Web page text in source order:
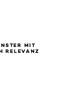
MIT
RELEVANZ